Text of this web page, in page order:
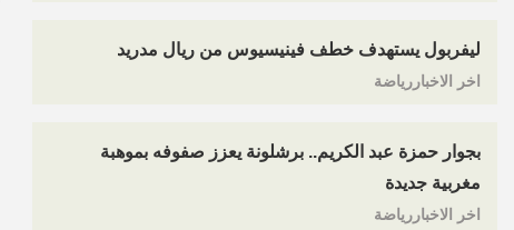
ليفربول يستهدف خطف فينيسيوس من ريال مدريد
اخر الاخباررياضة
بجوار حمزة عبد الكريم.. برشلونة يعزز صفوفه بموهبة
مغربية جديدة
اخر الاخباررياضة